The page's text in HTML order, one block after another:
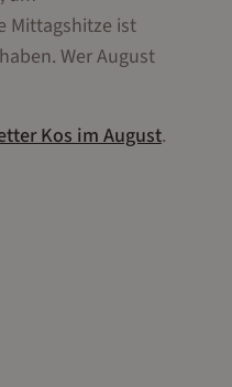
Mittagshitze ist
Wer August
KosimAugust.